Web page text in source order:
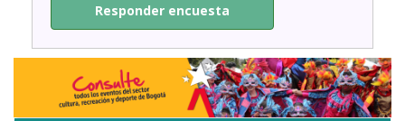
Responder encuesta